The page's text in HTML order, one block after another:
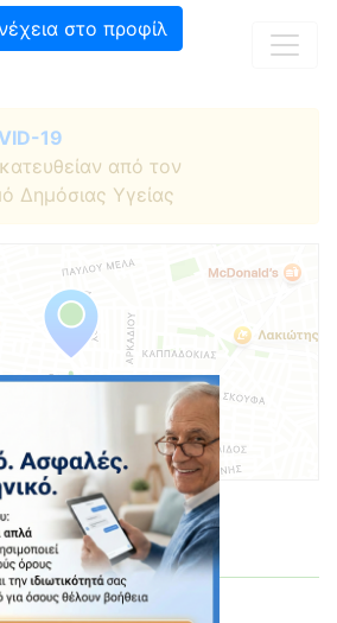
στο προφίλ
19
από τον
Δημόσιας Υγείας